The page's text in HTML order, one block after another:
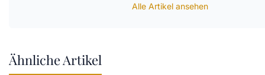
Alle Artikel ansehen
Ähnliche Artikel